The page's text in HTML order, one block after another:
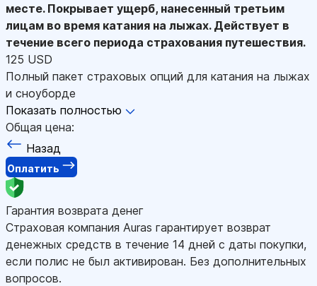
месте. Покрывает ущерб, нанесенный третьим
лицам во время катания на лыжах. Действует в
течение всего периода страхования путешествия.
125 USD
Полный пакет страховых опций для катания на лыжах
и сноуборде
Показать полностью
Общая цена:
Назад
Оплатить
Гарантия возврата денег
Страховая компания Auras гарантирует возврат
денежных средств в течение 14 дней с даты покупки,
если полис не был активирован. Без дополнительных
вопросов.